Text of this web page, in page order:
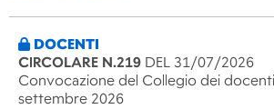
DOCENTI
CIRCOLARE N.219 DEL 31/07/2026
Convocazione del Collegio dei
settembre 2026